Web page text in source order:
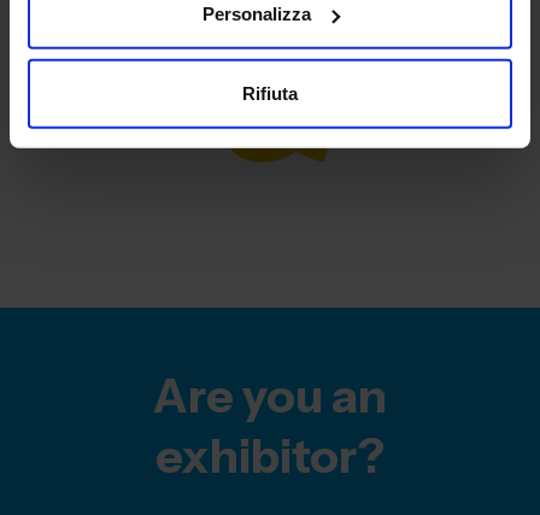
Personalizza
Rifiuta
Are you an
exhibitor?